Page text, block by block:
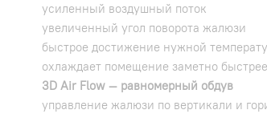
усиленный воздушный поток
увеличенный угол поворота жалюзи
быстрое достижение нужной
охлаждает помещение заметно
3D Air Flow — равномерный обдув
управление жалюзи по вертикали и